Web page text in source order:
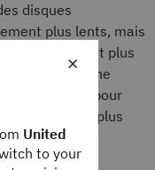
disques
plus lents, mais
important et plus
sur une
mobiles, pour
plus rapides, plus
×
United
to your